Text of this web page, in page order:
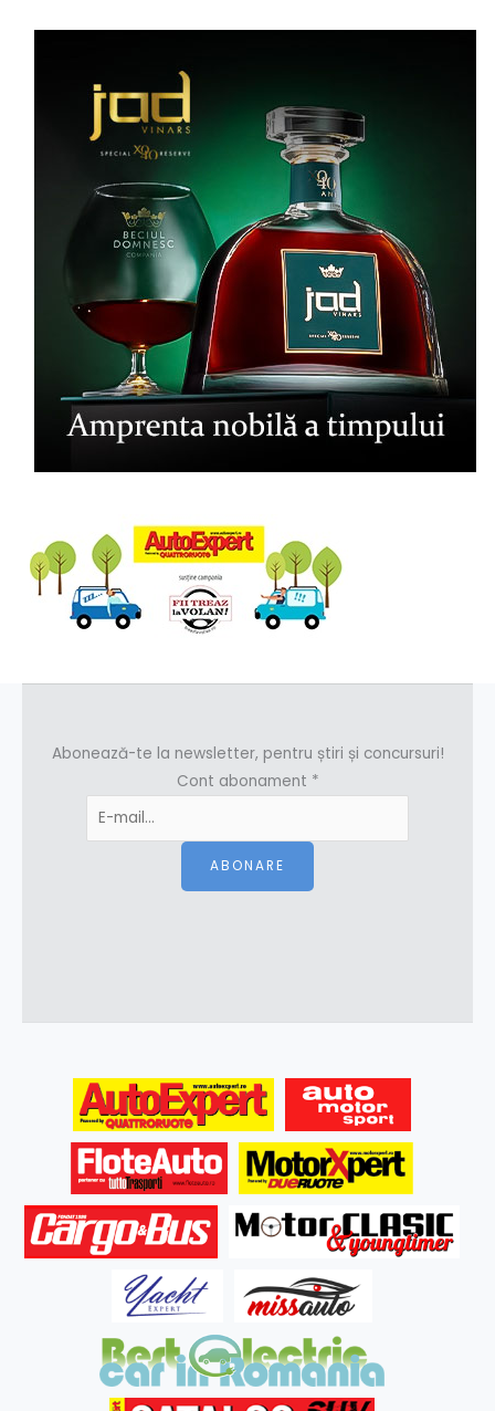
Abonează-te la newsletter, pentru știri și concursuri!
Cont abonament *
ABONARE